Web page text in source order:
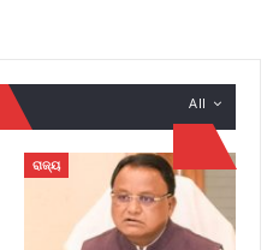
All
ରାଜ୍ୟ